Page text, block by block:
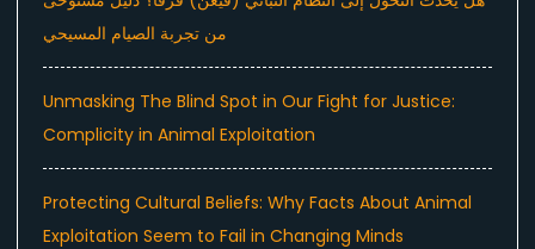
من تجربة الصيام المسيحي
Unmasking The Blind Spot in Our Fight for Justice:
Complicity in Animal Exploitation
Protecting Cultural Beliefs: Why Facts About Animal
Exploitation Seem to Fail in Changing Minds